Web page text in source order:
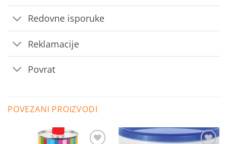
Redovne isporuke
Reklamacije
Povrat
POVEZANI PROIZVODI